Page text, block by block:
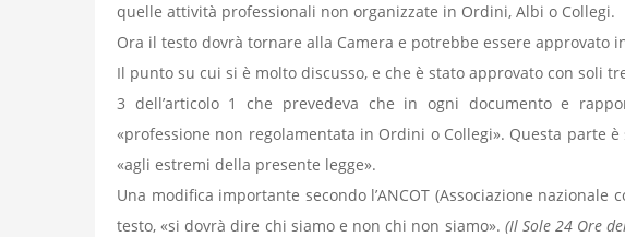
quelle attività professionali non organizzate in Ordini, Albi o Collegi.
Ora il testo dovrà tornare alla Camera e potrebbe essere approvato
Il punto su cui si è molto discusso, e che è stato approvato con soli
3 dell’articolo 1 che prevedeva che in ogni documento e
«professione non regolamentata in Ordini o Collegi». Questa parte
«agli estremi della presente legge».
Una modifica importante secondo l’ANCOT (Associazione
testo, «si dovrà dire chi siamo e non chi non siamo». (Il Sole 24 Ore